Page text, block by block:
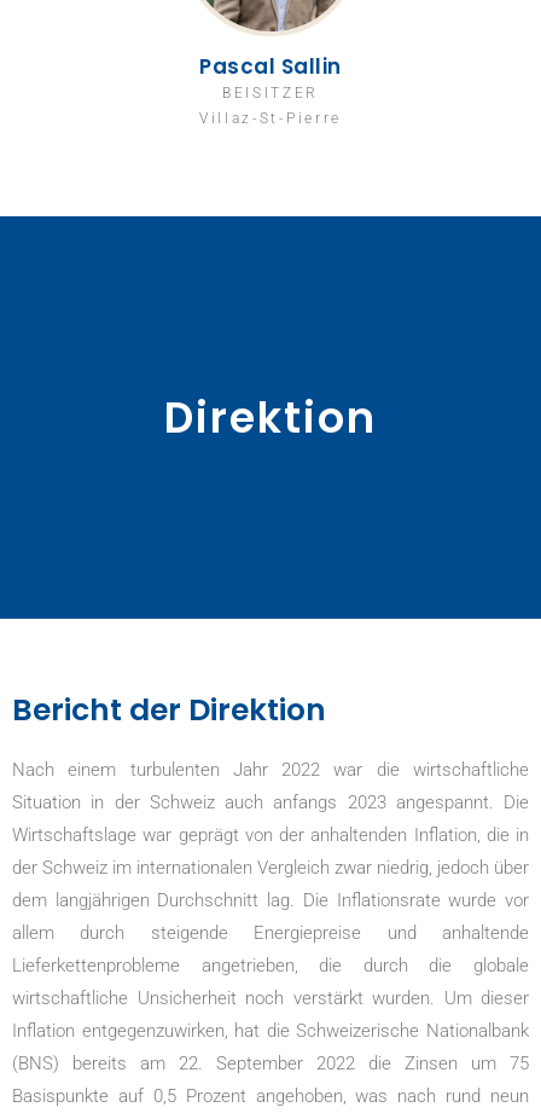
Pascal Sallin
BEISITZER
Villaz-St-Pierre
Direktion
Bericht der Direktion
Nach einem turbulenten Jahr 2022 war die wirtschaftliche
Situation in der Schweiz auch anfangs 2023 angespannt. Die
Wirtschaftslage war geprägt von der anhaltenden Inflation, die in
der Schweiz im internationalen Vergleich zwar niedrig, jedoch über
dem langjährigen Durchschnitt lag. Die Inflationsrate wurde vor
allem durch steigende Energiepreise und anhaltende
Lieferkettenprobleme angetrieben, die durch die globale
wirtschaftliche Unsicherheit noch verstärkt wurden. Um dieser
Inflation entgegenzuwirken, hat die Schweizerische Nationalbank
(BNS) bereits am 22. September 2022 die Zinsen um 75
Basispunkte auf 0,5 Prozent angehoben, was nach rund neun